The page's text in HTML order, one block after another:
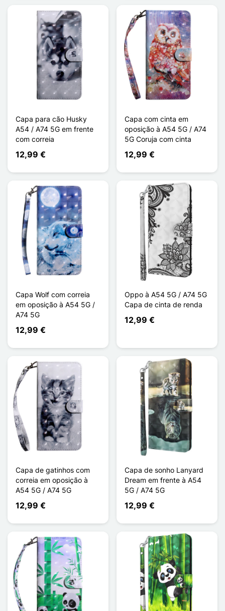
Capa para cão Husky
A54 / A74 5G em frente
com correia
12,99 €
Capa com cinta em
oposição à A54 5G / A74
5G Coruja com cinta
12,99 €
Capa Wolf com correia
em oposição à A54 5G /
A74 5G
12,99 €
Oppo à A54 5G / A74 5G
Capa de cinta de renda
12,99 €
Capa de gatinhos com
correia em oposição à
A54 5G / A74 5G
12,99 €
Capa de sonho Lanyard
Dream em frente à A54
5G / A74 5G
12,99 €